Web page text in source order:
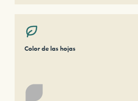
Color de las hojas